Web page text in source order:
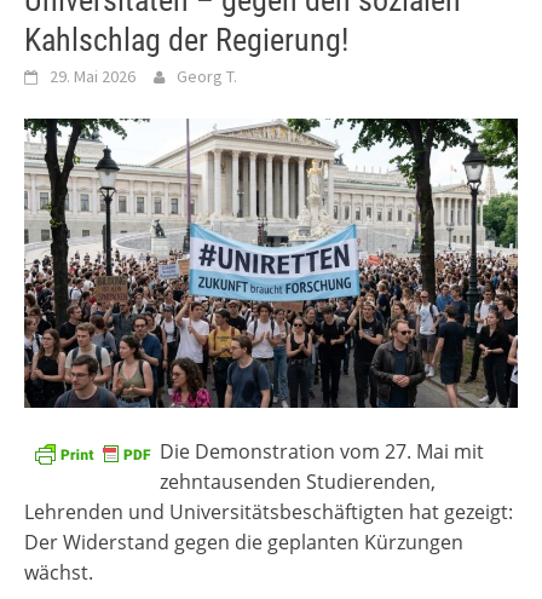
Kahlschlag der Regierung!
29. Mai 2026 Georg T.
Die Demonstration vom 27. Mai mit
zehntausenden Studierenden,
Lehrenden und Universitätsbeschäftigten hat gezeigt:
Der Widerstand gegen die geplanten Kürzungen
wächst.